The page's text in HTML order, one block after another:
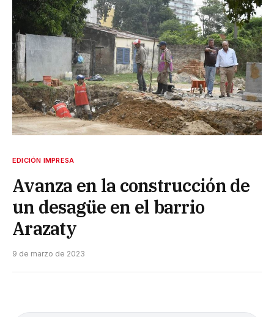
EDICIÓN IMPRESA
Avanza en la construcción de
un desagüe en el barrio
Arazaty
9 de marzo de 2023